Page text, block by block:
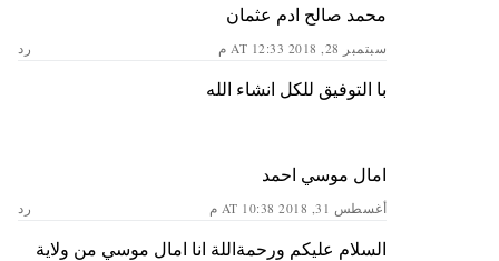
محمد صالح ادم عثمان
سبتمبر 28, 2018 AT 12:33 م رد
با التوفيق للكل انشاء الله
امال موسي احمد
أغسطس 31, 2018 AT 10:38 م رد
السلام عليكم ورحمةاللة انا امال موسي من ولاية